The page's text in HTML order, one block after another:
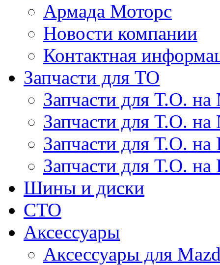
Армада Моторс
Новости компании
Контактная
Запчасти для ТО
Запчасти для Т.О. на
Запчасти для Т.О. на
Запчасти для Т.О.
Запчасти для Т.О. на
Шины и диски
СТО
Аксессуары
Аксессуары для